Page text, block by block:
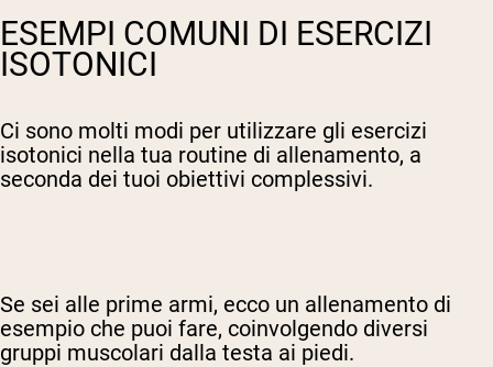
ESEMPI COMUNI DI ESERCIZI
ISOTONICI
Ci sono molti modi per utilizzare gli esercizi
isotonici nella tua routine di allenamento, a
seconda dei tuoi obiettivi complessivi.
Se sei alle prime armi, ecco un allenamento di
esempio che puoi fare, coinvolgendo diversi
gruppi muscolari dalla testa ai piedi.